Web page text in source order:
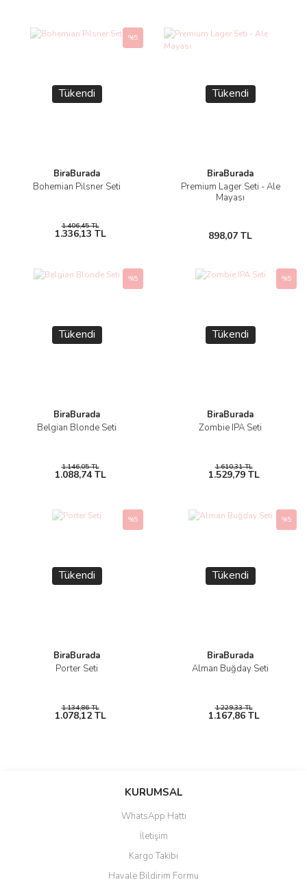
Tükendi
BiraBurada
Bohemian Pilsner Seti
%5
1.406,45 TL
1.336,13 TL
Tükendi
BiraBurada
Premium Lager Seti - Ale
Mayası
898,07 TL
Tükendi
BiraBurada
Belgian Blonde Seti
%5
1.146,05 TL
1.088,74 TL
Tükendi
BiraBurada
Zombie IPA Seti
%5
1.610,31 TL
1.529,79 TL
Tükendi
BiraBurada
Porter Seti
%5
1.134,86 TL
1.078,12 TL
Tükendi
BiraBurada
Alman Buğday Seti
%5
1.229,33 TL
1.167,86 TL
KURUMSAL
WhatsApp Hattı
İletişim
Kargo Takibi
Havale Bildirim Formu